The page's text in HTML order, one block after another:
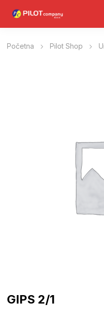
Početna Pilot Shop
GIPS 2/1